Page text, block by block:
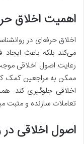
اهمیت اخلاق
اخلاق حرفه‌ای در
می‌کند بلکه باعث
رعایت اصول اخلاقی
ممکن به مراجعین کمک
اخلاقی جلوگیری کند.
تعاملات سازنده و مثبت
اصول اخلاقی در